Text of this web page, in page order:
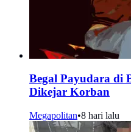
Begal Payudara di
Dikejar Korban
Megapolitan•8 hari lalu